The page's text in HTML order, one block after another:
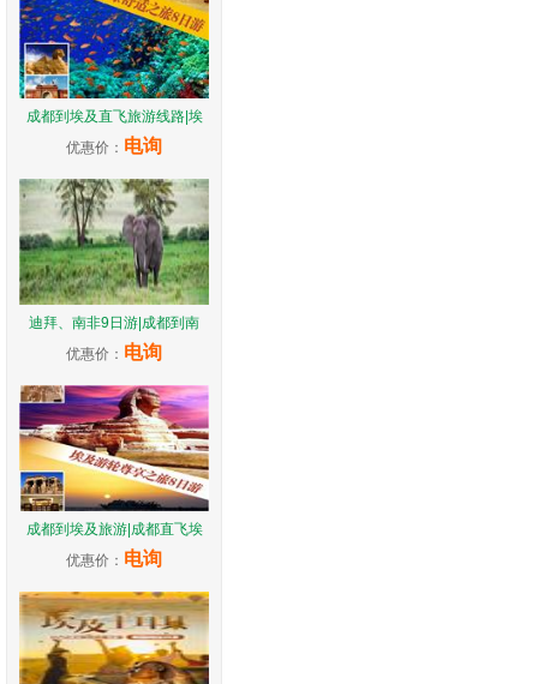
成都到埃及直飞旅游线路|埃
优惠价： 电询
迪拜、南非9日游|成都到南
优惠价： 电询
成都到埃及旅游|成都直飞埃
优惠价： 电询